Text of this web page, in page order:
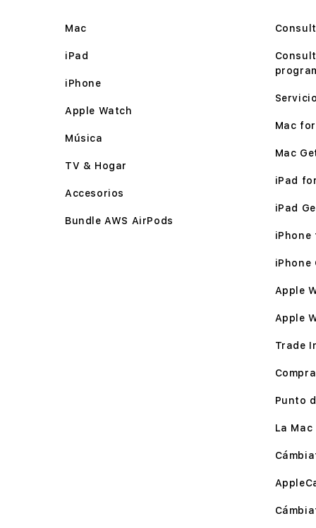
Mac
iPad
iPhone
Apple Watch
Música
TV & Hogar
Accesorios
Bundle AWS AirPods
Mac
Mac
iPad
iPad
iPhone
Apple
Apple
Trade
Punto
La